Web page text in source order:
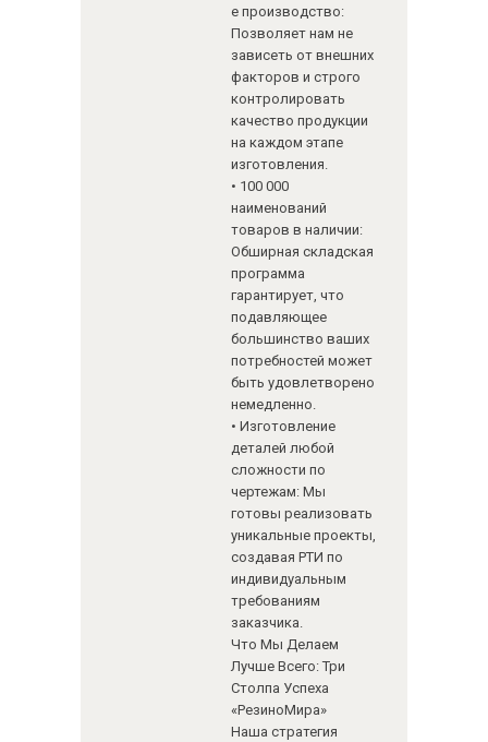
е производство:
Позволяет нам не
зависеть от внешних
факторов и строго
контролировать
качество продукции
на каждом этапе
изготовления.
• 100 000
наименований
товаров в наличии:
Обширная складская
программа
гарантирует, что
подавляющее
большинство ваших
потребностей может
быть удовлетворено
немедленно.
• Изготовление
деталей любой
сложности по
чертежам: Мы
готовы реализовать
уникальные проекты,
создавая РТИ по
индивидуальным
требованиям
заказчика.
Что Мы Делаем
Лучше Всего: Три
Столпа Успеха
«РезиноМира»
Наша стратегия